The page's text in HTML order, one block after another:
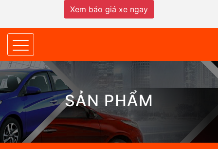
Xem báo giá xe ngay
Toggle navigation
SẢN PHẨM